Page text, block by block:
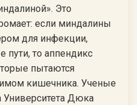
Это
если миндалины
для инфекции,
пути, то аппендикс
пытаются
кишечника. Ученые
Университета Дюка